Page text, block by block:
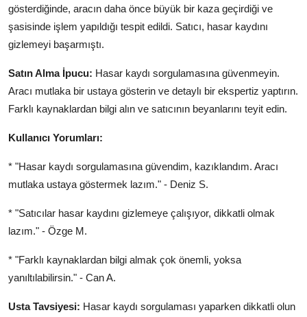
gösterdiğinde, aracın daha önce büyük bir kaza geçirdiği ve
şasisinde işlem yapıldığı tespit edildi. Satıcı, hasar kaydını
gizlemeyi başarmıştı.
Satın Alma İpucu: Hasar kaydı sorgulamasına güvenmeyin.
Aracı mutlaka bir ustaya gösterin ve detaylı bir ekspertiz yaptırın.
Farklı kaynaklardan bilgi alın ve satıcının beyanlarını teyit edin.
Kullanıcı Yorumları:
* "Hasar kaydı sorgulamasına güvendim, kazıklandım. Aracı
mutlaka ustaya göstermek lazım." - Deniz S.
* "Satıcılar hasar kaydını gizlemeye çalışıyor, dikkatli olmak
lazım." - Özge M.
* "Farklı kaynaklardan bilgi almak çok önemli, yoksa
yanıltılabilirsin." - Can A.
Usta Tavsiyesi: Hasar kaydı sorgulaması yaparken dikkatli olun